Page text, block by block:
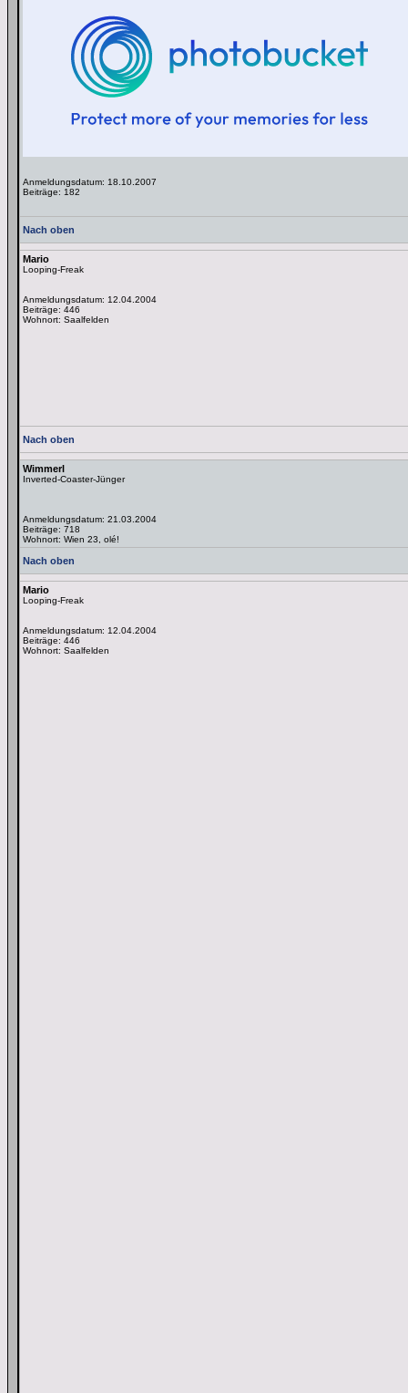
Anmeldungsdatum: 18.10.2007
Beiträge: 182
Nach oben
Mario
Looping-Freak
Anmeldungsdatum: 12.04.2004
Beiträge: 446
Wohnort: Saalfelden
Nach oben
Wimmerl
Inverted-Coaster-Jünger
Anmeldungsdatum: 21.03.2004
Beiträge: 718
Wohnort: Wien 23, olé!
Nach oben
Mario
Looping-Freak
Anmeldungsdatum: 12.04.2004
Beiträge: 446
Wohnort: Saalfelden